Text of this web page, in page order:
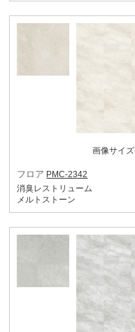
画像サイ
フロア PMC-2342
消臭レストリューム
メルトストーン